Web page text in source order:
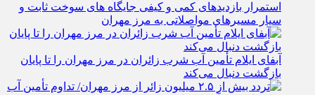
استمرار بازدیدهای کمی و کیفی جایگاه‌ های سوخت ثابت و
سیار مسیرهای مواصلاتی به مرز مهران
آبفای ایلام تأمین آب شرب زائران در مرز مهران را تا پایان
بازگشت دنبال می‌کند